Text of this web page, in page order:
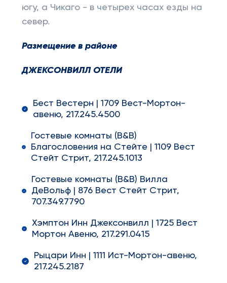
югу, а Чикаго - в четырех часах езды на
север.
Размещение в районе
ДЖЕКСОНВИЛЛ ОТЕЛИ
Бест Вестерн | 1709 Вест-Мортон-
авеню, 217.245.4500
Гостевые комнаты (B&B)
Благословения на Стейте | 1109 Вест
Стейт Стрит, 217.245.1013
Гостевые комнаты (B&B) Вилла
ДеВольф | 876 Вест Стейт Стрит,
707.349.7790
Хэмптон Инн Джексонвилл | 1725 Вест
Мортон Авеню, 217.291.0415
Рыцари Инн | 1111 Ист-Мортон-авеню,
217.245.2187